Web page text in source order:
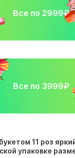
Все по 2999₽
Все по 3999₽
11 роз
упаковке